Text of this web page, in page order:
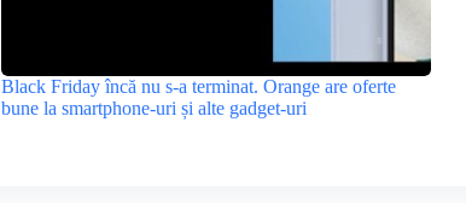
Black Friday încă nu s-a terminat. Orange are oferte
bune la smartphone-uri și alte gadget-uri